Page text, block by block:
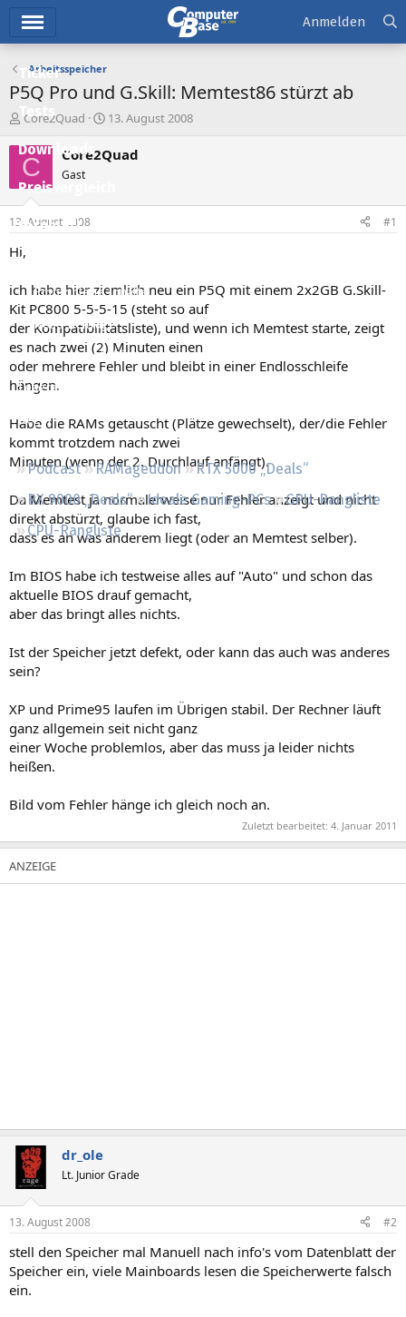
Ticker
Tests
Downloads
Preisvergleich
Forum
Aktuelles
Empfohlene Inhalte
Neue Beiträge
Neueste Aktivitäten
Leserartikel
Regeln
Podcast RAMageddon
RTX 5000 „Deals“
RX 9000 „Deals“
Ideale Gaming-PCs
GPU-Rangliste
CPU-Rangliste
Anmelden
Arbeitsspeicher
P5Q Pro und G.Skill: Memtest86 stürzt ab
E
s
t
e
e
Core2Quad
E
s
t
t
13. August 2008
C Core2Quad
Gast
13. August 2008 #1
Hi,
ich habe hier ziemlich neu ein P5Q mit einem 2x2GB G.Skill-
Kit PC800 5-5-5-15 (steht so auf
der Kompatibilitätsliste), und wenn ich Memtest starte, zeigt
es nach zwei (2) Minuten einen
oder mehrere Fehler und bleibt in einer Endlosschleife
hängen.
Habe die RAMs getauscht (Plätze gewechselt), der/die Fehler
kommt trotzdem nach zwei
Minuten (wenn der 2. Durchlauf anfängt).
Da Memtest ja normalerweise nur Fehler anzeigt und nicht
direkt abstürzt, glaube ich fast,
dass es an was anderem liegt (oder an Memtest selber).
Im BIOS habe ich testweise alles auf "Auto" und schon das
aktuelle BIOS drauf gemacht,
aber das bringt alles nichts.
Ist der Speicher jetzt defekt, oder kann das auch was anderes
sein?
XP und Prime95 laufen im Übrigen stabil. Der Rechner läuft
ganz allgemein seit nicht ganz
einer Woche problemlos, aber das muss ja leider nichts
heißen.
Bild vom Fehler hänge ich gleich noch an.
Zuletzt bearbeitet: 4. Januar 2011
dr_ole
Lt. Junior Grade
13. August 2008 #2
stell den Speicher mal Manuell nach info's vom Datenblatt der
Speicher ein, viele Mainboards lesen die Speicherwerte falsch
ein.